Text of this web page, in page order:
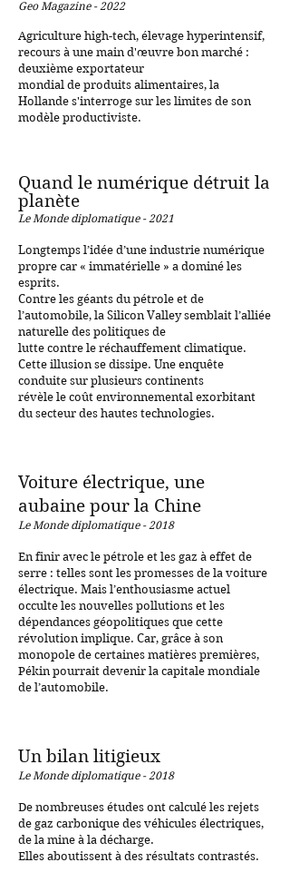
Geo Magazine - 2022
​Agriculture high-tech, élevage hyperintensif,
recours à une main d'œuvre bon marché :
deuxième exportateur
mondial de produits alimentaires, la
Hollande s'interroge sur les limites de son
modèle productiviste.
Quand le numérique détruit la
planète
Le Monde diplomatique - 2021
Longtemps l’idée d’une industrie numérique
propre car « immatérielle » a dominé les
esprits.
Contre les géants du pétrole et de
l’automobile, la Silicon Valley semblait l’alliée
naturelle des politiques de
lutte contre le réchauffement climatique.
Cette illusion se dissipe. Une enquête
conduite sur plusieurs continents
révèle le coût environnemental exorbitant
du secteur des hautes technologies.
Voiture électrique, une
aubaine pour la Chine
Le Monde diplomatique - 2018
En finir avec le pétrole et les gaz à effet de
serre : telles sont les promesses de la voiture
électrique. Mais l’enthousiasme actuel
occulte les nouvelles pollutions et les
dépendances géopolitiques que cette
révolution implique. Car, grâce à son
monopole de certaines matières premières,
Pékin pourrait devenir la capitale mondiale
de l’automobile.
Un bilan litigieux
Le Monde diplomatique - 2018
De nombreuses études ont calculé les rejets
de gaz carbonique des véhicules électriques,
de la mine à la décharge.
Elles aboutissent à des résultats contrastés.